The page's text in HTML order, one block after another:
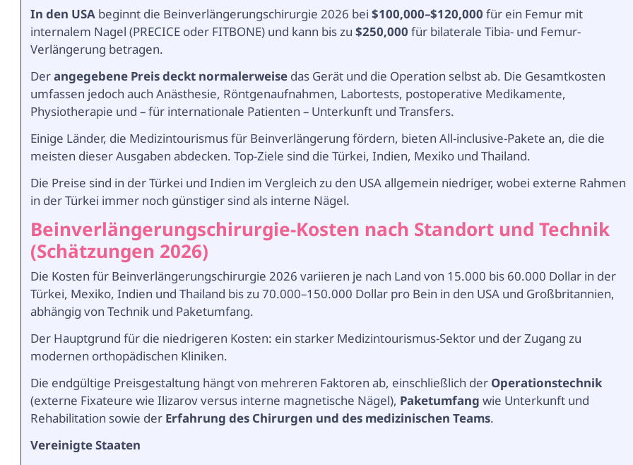
In den USA beginnt die Beinverlängerungschirurgie 2026 bei $100,000–$120,000 für ein Femur mit
internalem Nagel (PRECICE oder FITBONE) und kann bis zu $250,000 für bilaterale Tibia- und Femur-
Verlängerung betragen.
Derangegebene Preis deckt normalerweise das Gerät und die Operation selbst ab. Die Gesamtkosten
umfassen jedoch auch Anästhesie, Röntgenaufnahmen, Labortests, postoperative Medikamente,
Physiotherapie und – für internationale Patienten – Unterkunft und Transfers.
Einige Länder, die Medizintourismus für Beinverlängerung fördern, bieten All-inclusive-Pakete an, die die
meisten dieser Ausgaben abdecken. Top-Ziele sind die Türkei, Indien, Mexiko und Thailand.
Die Preise sind in der Türkei und Indien im Vergleich zu den USA allgemein niedriger, wobei externe Rahmen
in der Türkei immer noch günstiger sind als interne Nägel.
Beinverlängerungschirurgie-Kosten nach Standort und Technik
(Schätzungen 2026)
Die Kosten für Beinverlängerungschirurgie 2026 variieren je nach Land von 15.000 bis 60.000 Dollar in der
Türkei, Mexiko, Indien und Thailand bis zu 70.000–150.000 Dollar pro Bein in den USA und Großbritannien,
abhängig von Technik und Paketumfang.
Der Hauptgrund für die niedrigeren Kosten: ein starker Medizintourismus-Sektor und der Zugang zu
modernen orthopädischen Kliniken.
Die endgültige Preisgestaltung hängt von mehreren Faktoren ab, einschließlich der Operationstechnik
(externe Fixateure wie Ilizarov versus interne magnetische Nägel), Paketumfang wie Unterkunft und
Rehabilitation sowie der Erfahrung des Chirurgen und des medizinischen Teams.
Vereinigte Staaten